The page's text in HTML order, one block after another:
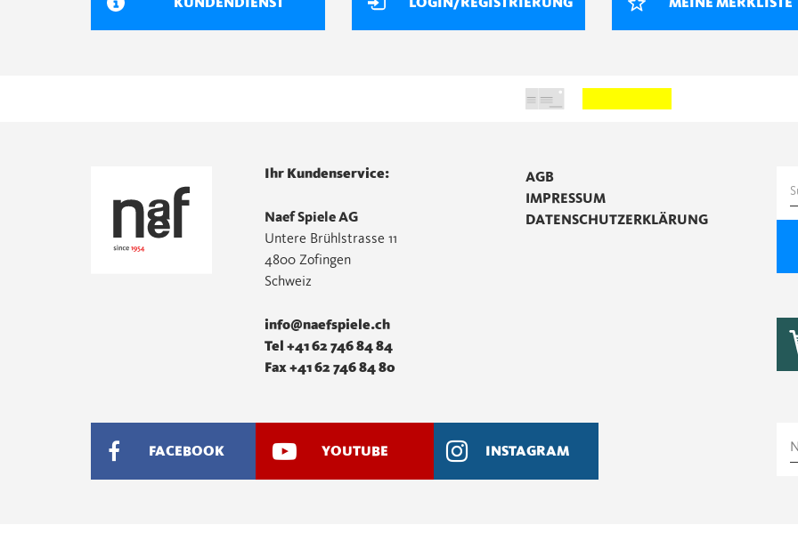
Ihr Kundenservice:
Naef Spiele AG
Untere Brühlstrasse 11
4800 Zofingen
Schweiz
info@naefspiele.ch
Tel +41 62 746 84 84
Fax +41 62 746 84 80
AGB
IMPRESSUM
DATENSCHUTZERKLÄRUNG
FACEBOOK YOUTUBE INSTAGRAM